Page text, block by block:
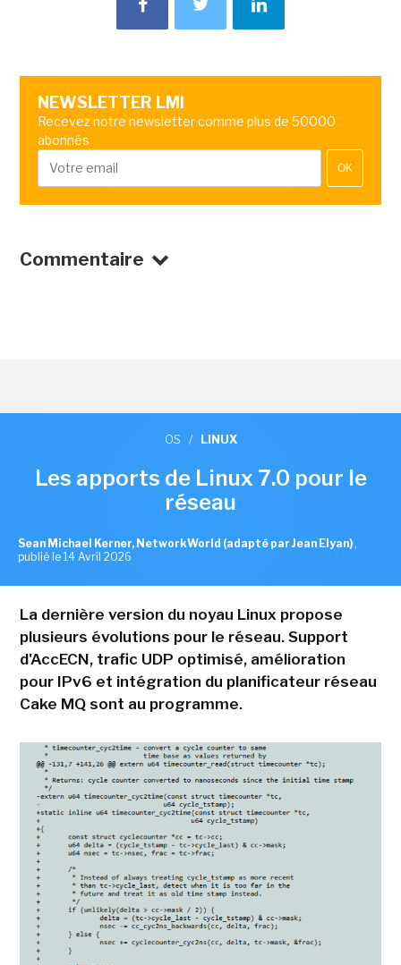
NEWSLETTER LMI
Recevez notre newsletter comme plus de 50000
abonnés
OK
Commentaire
OS / LINUX
Les apports de Linux 7.0 pour le
réseau
Sean Michael Kerner, NetworkWorld (adapté par Jean Elyan) ,
publié le 14 Avril 2026
La dernière version du noyau Linux propose
plusieurs évolutions pour le réseau. Support
d'AccECN, trafic UDP optimisé, amélioration
pour IPv6 et intégration du planificateur réseau
Cake MQ sont au programme.